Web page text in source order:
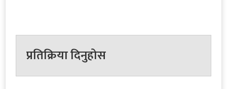
प्रतिक्रिया दिनुहोस